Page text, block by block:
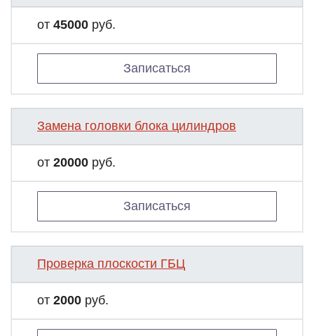
от 45000 руб.
Записаться
Замена головки блока цилиндров
от 20000 руб.
Записаться
Проверка плоскости ГБЦ
от 2000 руб.